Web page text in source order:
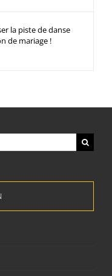
la piste de danse
de mariage !